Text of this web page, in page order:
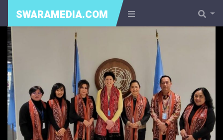
SWARAMEDIA.COM